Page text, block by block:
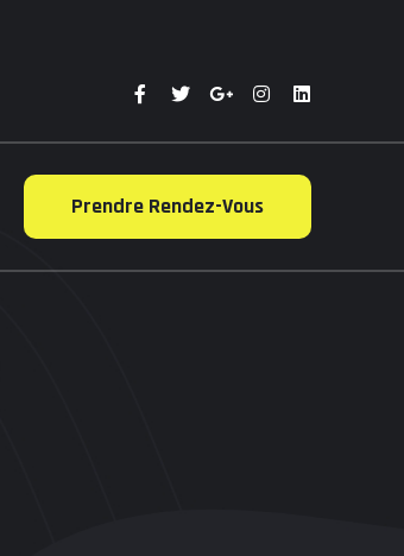
Prendre Rendez-Vous